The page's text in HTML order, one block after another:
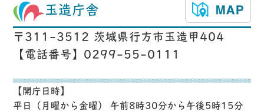
玉造庁舎
〒311-3512 茨城県行方市玉造甲404
【電話番号】0299-55-0111
【開庁日時】
平日（月曜から金曜） 午前8時30分から午後5時15分